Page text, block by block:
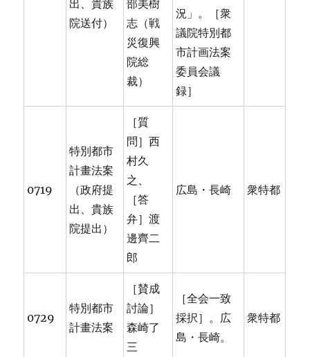
出、貴族
院送付）
部美樹
志（戦
災復興
院総
裁）
況」。［衆
議院特別都
市計画法案
委員会議
録］
0719
特別都市
計畫法案
（政府提
出、貴族
院提出）
［質
問］西
村久
之、
［答
弁］渡
邊齊二
郎
広島・長崎 衆特都
0729
特別都市
計畫法案
［賛成
討論］
森崎了
三
［全会一致
採択］。広
島・長崎。
衆特都